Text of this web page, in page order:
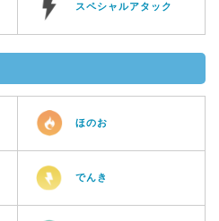
スペシャルアタック
ほのお
でんき